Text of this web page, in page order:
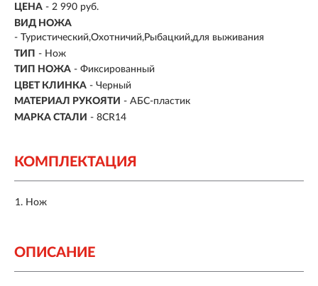
ЦЕНА - 2 990 руб.
ВИД НОЖА
- Туристический,Охотничий,Рыбацкий,для выживания
ТИП - Нож
ТИП НОЖА - Фиксированный
ЦВЕТ КЛИНКА - Черный
МАТЕРИАЛ РУКОЯТИ - АБС-пластик
МАРКА СТАЛИ - 8CR14
КОМПЛЕКТАЦИЯ
Нож
ОПИСАНИЕ